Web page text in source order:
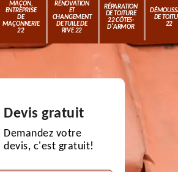
MAÇON,
ENTREPRISE
DE
MAÇONNERIE
22
RÉNOVATION
ET
CHANGEMENT
DE TUILE DE
RIVE 22
RÉPARATION
DE TOITURE
22 CÔTES-
D'ARMOR
DE
22
Devis gratuit
Demandez votre
devis, c'est gratuit!